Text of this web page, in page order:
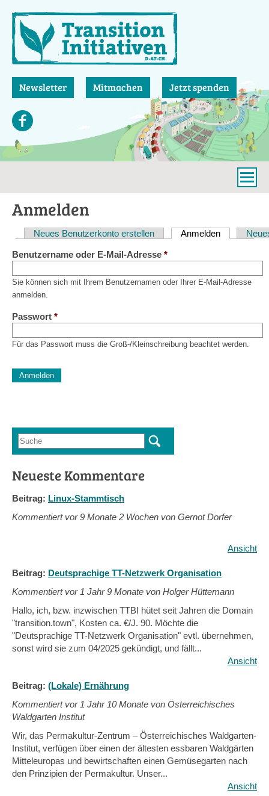
zum
Inhalt
Newsletter Mitmachen Jetzt spenden
Anmelden
Haupt-
Reiter
Neues Benutzerkonto erstellen Anmelden(aktiver
Benutzername oder E-Mail-Adresse *
Sie können sich mit Ihrem Benutzernamen oder Ihrer E-Mail-Adresse
anmelden.
Passwort *
Für das Passwort muss die Groß-/Kleinschreibung beachtet werden.
Diese Sicherheitsfrage überprüft, ob Sie ein menschlicher
Suchformular
Suche
Neueste Kommentare
Beitrag: Linux-Stammtisch
Kommentiert vor9 Monate 2 Wochen von Gernot Dorfer
Ansicht
Beitrag: Deutsprachige TT-Netzwerk Organisation
Kommentiert vor 1 Jahr 9 Monate von Holger Hüttemann
Hallo, ich, bzw. inzwischen TTBI hütet seit Jahren die Domain
"transition.town", Kosten ca. €/J. 90. Möchte die
"Deutsprachige TT-Netzwerk Organisation" evtl. übernehmen,
sonst wird sie zum 04/2025 gekündigt, und fällt...
Ansicht
Beitrag: (Lokale) Ernährung
Kommentiert vor 1 Jahr 10 Monate von Österreichisches
Waldgarten Institut
Wir, das Permakultur-Zentrum – Österreichisches Waldgarten-
Institut, verfügen über einen der ältesten essbaren Waldgärten
Mitteleuropas und bewirtschaften einen Gemüsegarten nach
den Prinzipien der Permakultur. Unser...
Ansicht